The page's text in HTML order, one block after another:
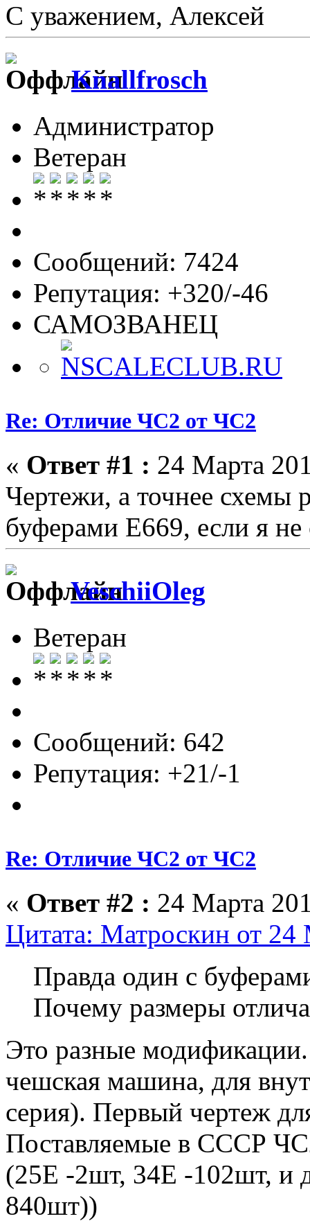
С уважением, Алексей
Knallfrosch
Администратор
Ветеран
Сообщений: 7424
Репутация: +320/-46
САМОЗВАНЕЦ
Re: Отличие ЧС2 от ЧС2
« Ответ #1 : 24 Марта
Чертежи, а точнее схемы
буферами E669, если я
VeschiiOleg
Ветеран
Сообщений: 642
Репутация: +21/-1
Re: Отличие ЧС2 от ЧС2
« Ответ #2 : 24 Марта
Цитата: Матроскин от
Правда один с
Почему размеры
Это разные
чешская машина, для
серия). Первый чертеж
Поставляемые в СССР
(25Е -2шт, 34Е -102шт, и
840шт))